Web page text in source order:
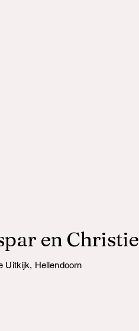
en Christie
Uitkijk, Hellendoorn